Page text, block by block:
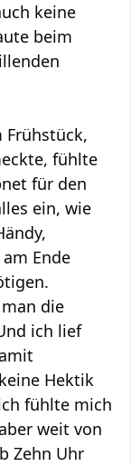
keine
beim
Frühstück,
fühlte
für den
ein, wie
Ende
die
ich lief
Hektik
fühlte mich
weit von
Zehn Uhr